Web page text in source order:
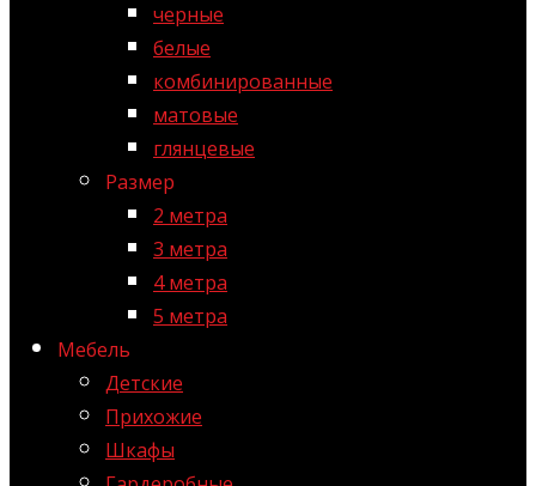
черные
белые
комбинированные
матовые
глянцевые
Размер
2 метра
3 метра
4 метра
5 метра
Мебель
Детские
Прихожие
Шкафы